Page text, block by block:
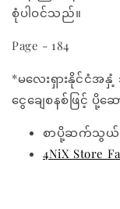
စုံပါဝင်သည်။
Page - 184
*မလေးရှားနိုင်ငံအ
ငွေချေစနစ်ဖြင့် ပို့ဆ
စာပို့ဆက်သွ
4NiX Store